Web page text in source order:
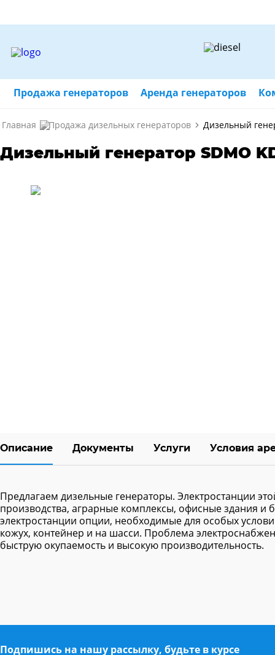
Продажа генераторов Аренда генераторов
Главная Продажа дизельных генераторов Дизельный
Дизельный генератор SDMO
Описание Документы Услуги Условия
Предлагаем дизельные генераторы. Электростанции
производства, аграрные комплексы, офисные здания
электростанции опции, необходимые для особых
кожух, контейнер и на шасси. Проблема
быструю окупаемость и высокую производительность.
Подпишись на нашу рассылку, будьте в курсе